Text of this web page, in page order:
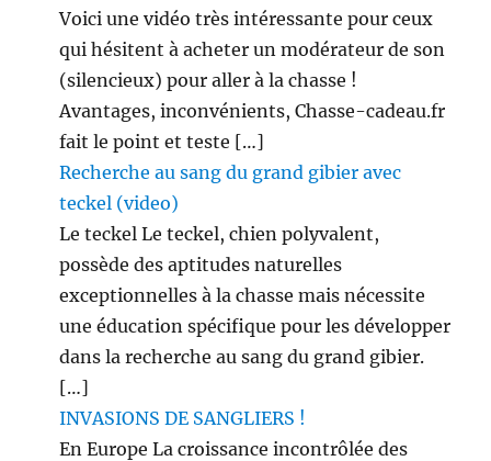
Voici une vidéo très intéressante pour ceux
qui hésitent à acheter un modérateur de son
(silencieux) pour aller à la chasse !
Avantages, inconvénients, Chasse-cadeau.fr
fait le point et teste […]
Recherche au sang du grand gibier avec
teckel (video)
Le teckel Le teckel, chien polyvalent,
possède des aptitudes naturelles
exceptionnelles à la chasse mais nécessite
une éducation spécifique pour les développer
dans la recherche au sang du grand gibier.
[…]
INVASIONS DE SANGLIERS !
En Europe La croissance incontrôlée des